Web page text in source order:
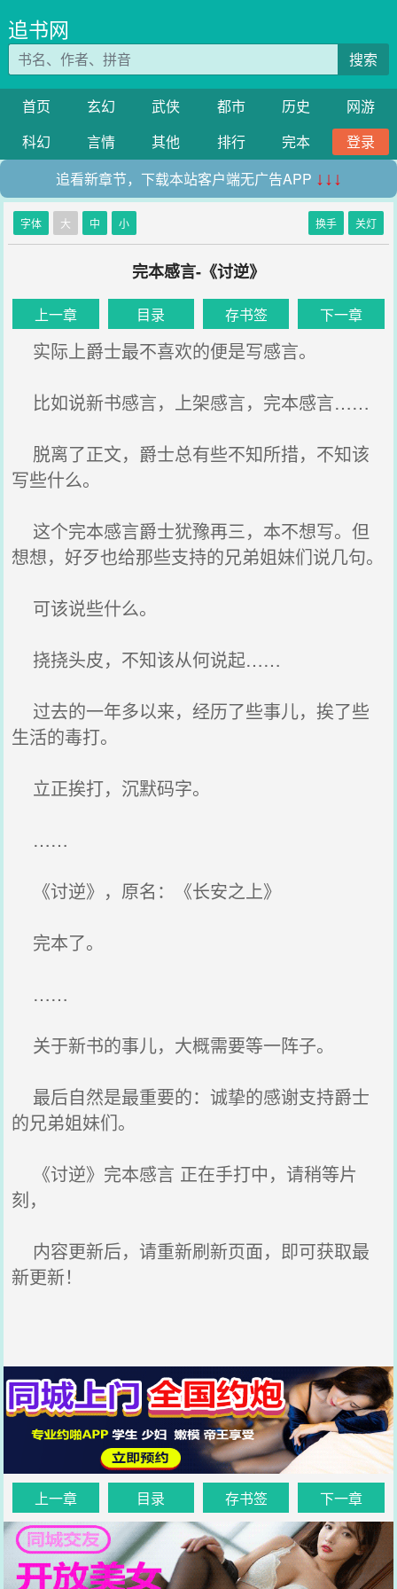
追书网
搜索
首页 玄幻 武侠 都市 历史
网游
科幻
言情 其他 排行 完本
登录
追看新章节，下载本站客户端无广告APP ↓↓↓
字体 大 中 小 换手 关灯
完本感言-《讨逆》
上一章 目录 存书签 下一章
实际上爵士最不喜欢的便是写感言。
比如说新书感言，上架感言，完本感言……
脱离了正文，爵士总有些不知所措，不知该
写些什么。
这个完本感言爵士犹豫再三，本不想写。但
想想，好歹也给那些支持的兄弟姐妹们说几句。
可该说些什么。
挠挠头皮，不知该从何说起……
过去的一年多以来，经历了些事儿，挨了些
生活的毒打。
立正挨打，沉默码字。
……
《讨逆》，原名：《长安之上》
完本了。
……
关于新书的事儿，大概需要等一阵子。
最后自然是最重要的：诚挚的感谢支持爵士
的兄弟姐妹们。
《讨逆》完本感言 正在手打中，请稍等片
刻，
内容更新后，请重新刷新页面，即可获取最
新更新！
上一章 目录 存书签 下一章